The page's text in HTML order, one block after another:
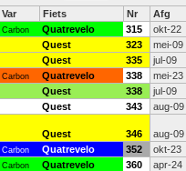
Var Fiets Nr Afg
Carbon Quatrevelo 315 okt-22
Quest 323 mei-09
Quest 335 jul-09
Carbon Quatrevelo 338 mei-23
Quest 338 jul-09
Quest 343 aug-09
Quest 346 aug-09
Carbon Quatrevelo 352 okt-23
Carbon Quatrevelo 360 apr-24